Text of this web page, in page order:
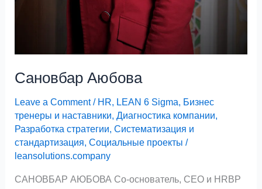
Сановбар Аюбова
Leave a Comment / HR, LEAN 6 Sigma, Бизнес
тренеры и наставники, Диагностика компании,
Разработка стратегии, Систематизация и
стандартизация, Социальные проекты /
leansolutions.company
САНОВБАР АЮБОВА Со-основатель, CEO и HRBP